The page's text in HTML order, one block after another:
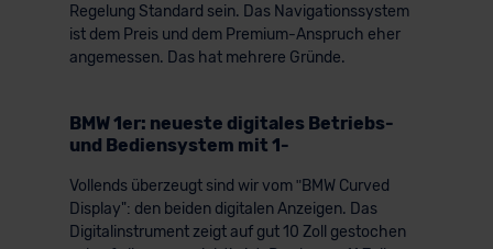
Regelung Standard sein. Das Navigationssystem
ist dem Preis und dem Premium-Anspruch eher
angemessen. Das hat mehrere Gründe.
BMW 1er: neueste digitales Betriebs-
und Bediensystem mit 1-
Vollends überzeugt sind wir vom ʺBMW Curved
Display": den beiden digitalen Anzeigen. Das
Digitalinstrument zeigt auf gut 10 Zoll gestochen